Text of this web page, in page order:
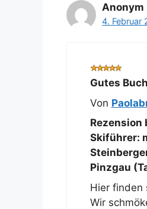
Anonym
4. Februar
Gutes
Von
Rezension
Skiführer:
Pinzgau
Hier finden
Wir